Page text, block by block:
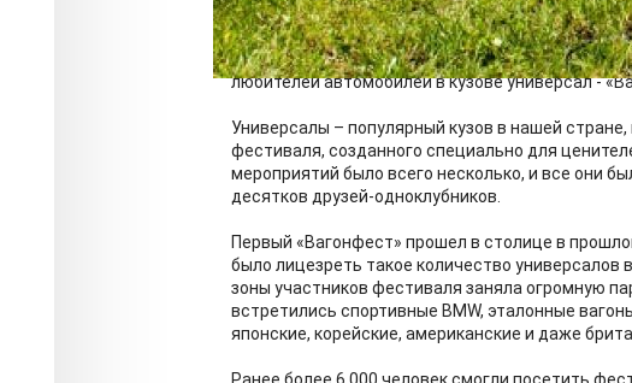
14 июня 2025 года на трассе ЦТВС Москва
любителей автомобилей в кузове универсал -
Универсалы – популярный кузов в нашей
фестиваля, созданного специально для
мероприятий было всего несколько, и все они
десятков друзей-одноклубников.
Первый «Вагонфест» прошел в столице в
было лицезреть такое количество
зоны участников фестиваля заняла огромную
встретились спортивные BMW, эталонные
японские, корейские, американские и даже